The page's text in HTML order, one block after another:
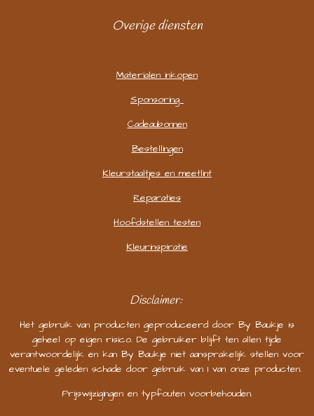
Overige diensten
Materialen inkopen
Sponsoring
Cadeaubonnen
Bestellingen
Kleurstaaltjes en meetlint
Reparaties
Hoofdstellen testen
Kleurinspiratie
Disclaimer:
Het gebruik van producten geproduceerd door By Baukje is
geheel op eigen risico. De gebruiker blijft ten allen tijde
verantwoordelijk en kan By Baukje niet aansprakelijk stellen voor
eventuele geleden schade door gebruik van 1 van onze producten.
Prijswijzigingen en typfouten voorbehouden.